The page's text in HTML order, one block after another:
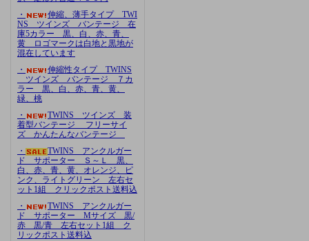
・
伸縮、薄手タイプ TWI
NS ツインズ バンテージ 在
庫5カラー 黒、白、赤、青、
黄 ロゴマークは白地と黒地が
混在しています
・
伸縮性タイプ TWINS
ツインズ バンテージ ７カ
ラー 黒、白、赤、青、黄、
緑、桃
・
TWINS ツインズ 装
着型バンテージ フリーサイ
ズ かんたんなバンテージ
・
TWINS アンクルガー
ド サポーター Ｓ～Ｌ 黒、
白、赤、青、黄、オレンジ、ピ
ンク、ライトグリーン 左右セ
ット1組 クリックポスト送料込
・
TWINS アンクルガー
ド サポーター Mサイズ 黒/
赤 黒/青 左右セット1組 ク
リックポスト送料込